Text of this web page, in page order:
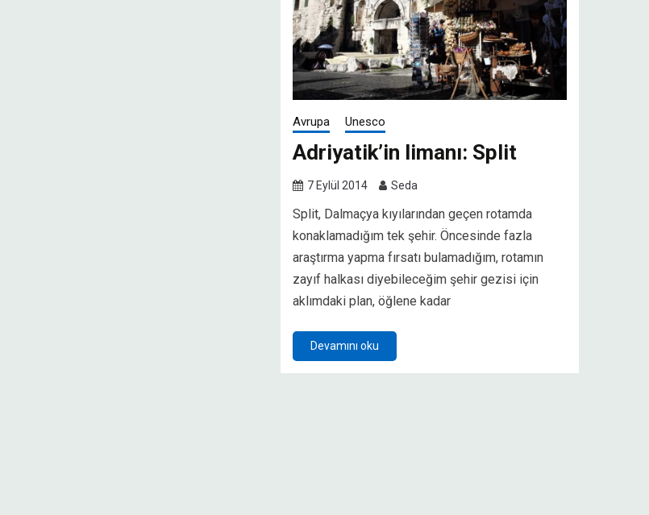
Avrupa Unesco
Adriyatik’in limanı: Split
7 Eylül 2014 Seda
Split, Dalmaçya kıyılarından geçen rotamda
konaklamadığım tek şehir. Öncesinde fazla
araştırma yapma fırsatı bulamadığım, rotamın
zayıf halkası diyebileceğim şehir gezisi için
aklımdaki plan, öğlene kadar
Devamını oku